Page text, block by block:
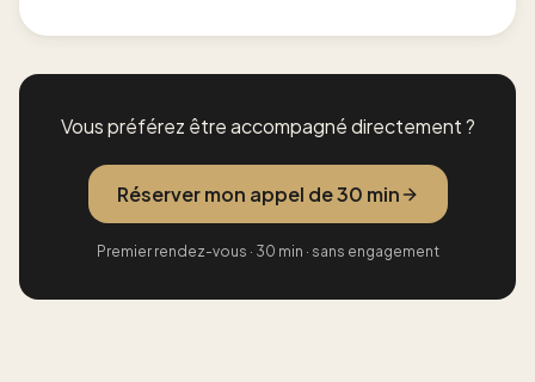
Vous préférez être accompagné directement ?
Réserver mon appel de 30 min
Premier rendez-vous · 30 min · sans engagement